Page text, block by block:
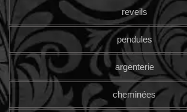
reveils
pendules
argenterie
cheminées